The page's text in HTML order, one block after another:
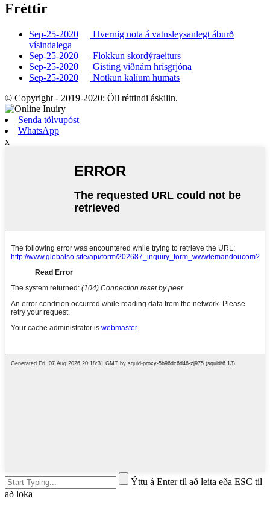
Fréttir
Sep-25-2020
Hvernig nota á vatnsleysanlegt áburð
vísindalega
Sep-25-2020
Flokkun skordýraeiturs
Sep-25-2020
Gisting viðnám hrísgrjóna
Sep-25-2020
Notkun kalíum humats
© Copyright - 2019-2020: Öll réttindi áskilin.
Senda tölvupóst
WhatsApp
x
Ýttu á Enter til að leita eða ESC til
að loka